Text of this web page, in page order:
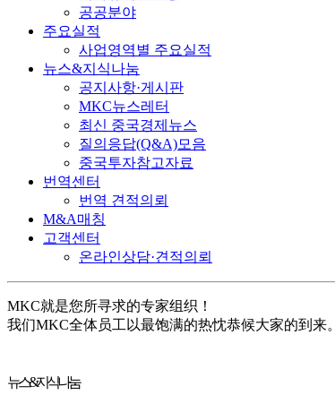
공공분야
주요실적
사업영역별 주요실적
뉴스&지식나눔
공지사항·게시판
MKC뉴스레터
최신 중국경제뉴스
질의응답(Q&A)모음
중국투자참고자료
번역센터
번역 견적의뢰
M&A매칭
고객센터
온라인상담·견적의뢰
MKC就是您所寻求的专家组织！
我们MKC全体员工以最饱满的热忱恭候大家的到来。
뉴스&지식나눔